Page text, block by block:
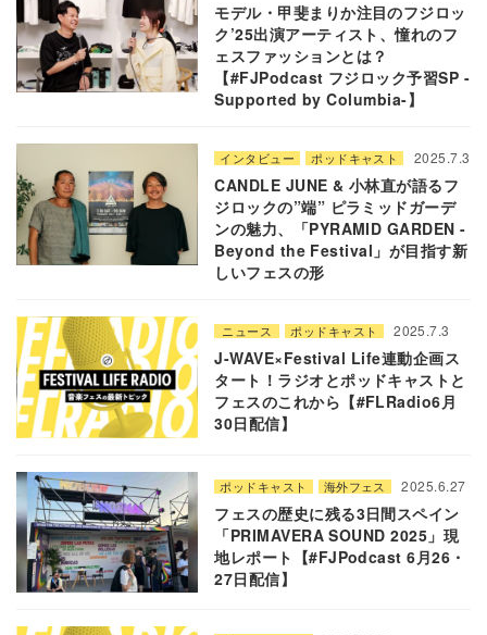
モデル・甲斐まりか注目のフジロッ
ク’25出演アーティスト、憧れのフ
ェスファッションとは？
【#FJPodcast フジロック予習SP -
Supported by Columbia-】
インタビュー ポッドキャスト 2025.7.3
CANDLE JUNE & 小林直が語るフ
ジロックの”端” ピラミッドガーデ
ンの魅力、「PYRAMID GARDEN -
Beyond the Festival」が目指す新
しいフェスの形
ニュース ポッドキャスト 2025.7.3
J-WAVE×Festival Life連動企画ス
タート！ラジオとポッドキャストと
フェスのこれから【#FLRadio6月
30日配信】
ポッドキャスト 海外フェス 2025.6.27
フェスの歴史に残る3日間スペイン
「PRIMAVERA SOUND 2025」現
地レポート【#FJPodcast 6月26・
27日配信】